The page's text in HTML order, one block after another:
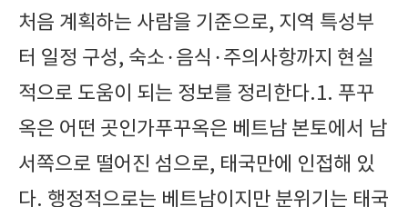
처음 계획하는 사람을 기준으로, 지역 특성부
터 일정 구성, 숙소·음식·주의사항까지 현실
적으로 도움이 되는 정보를 정리한다.1. 푸꾸
옥은 어떤 곳인가푸꾸옥은 베트남 본토에서 남
서쪽으로 떨어진 섬으로, 태국만에 인접해 있
다. 행정적으로는 베트남이지만 분위기는 태국